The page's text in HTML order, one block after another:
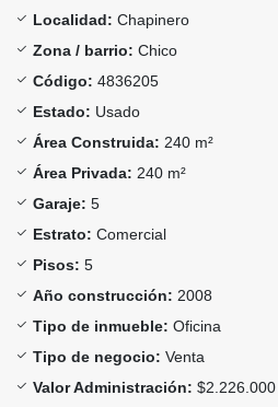
Localidad: Chapinero
Zona / barrio: Chico
Código: 4836205
Estado: Usado
Área Construida: 240 m²
Área Privada: 240 m²
Garaje: 5
Estrato: Comercial
Pisos: 5
Año construcción: 2008
Tipo de inmueble: Oficina
Tipo de negocio: Venta
Valor Administración: